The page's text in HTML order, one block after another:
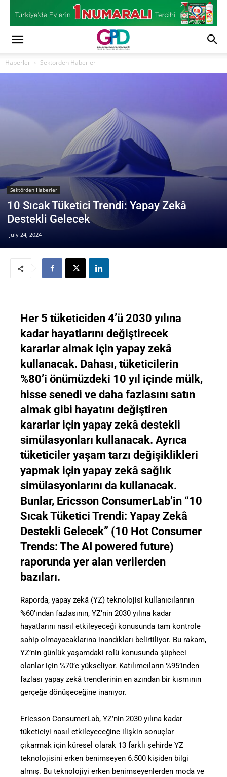
Haberler Sektörden Haberler
Sektörden Haberler
10 Sıcak Tüketici Trendi: Yapay Zekâ
Destekli Gelecek
July 24, 2024
Her 5 tüketiciden 4’ü 2030 yılına
kadar hayatlarını değiştirecek
kararlar almak için yapay zekâ
kullanacak. Dahası, tüketicilerin
%80’i önümüzdeki 10 yıl içinde mülk,
hisse senedi ve daha fazlasını satın
almak gibi hayatını değiştiren
kararlar için yapay zekâ destekli
simülasyonları kullanacak. Ayrıca
tüketiciler yaşam tarzı değişiklikleri
yapmak için yapay zekâ sağlık
simülasyonlarını da kullanacak.
Bunlar, Ericsson ConsumerLab’in “10
Sıcak Tüketici Trendi: Yapay Zekâ
Destekli Gelecek” (10 Hot Consumer
Trends: The AI powered future)
raporunda yer alan verilerden
bazıları.
Raporda, yapay zekâ (YZ) teknolojisi kullanıcılarının
%60’ından fazlasının, YZ’nin 2030 yılına kadar
hayatlarını nasıl etkileyeceği konusunda tam kontrole
sahip olmayacaklarına inandıkları belirtiliyor. Bu rakam,
YZ’nin günlük yaşamdaki rolü konusunda şüpheci
olanlar için %70’e yükseliyor. Katılımcıların %95’inden
fazlası yapay zekâ trendlerinin en azından bir kısmının
gerçeğe dönüşeceğine inanıyor.
Ericsson ConsumerLab, YZ’nin 2030 yılına kadar
tüketiciyi nasıl etkileyeceğine ilişkin sonuçlar
çıkarmak için küresel olarak 13 farklı şehirde YZ
teknolojisini erken benimseyen 6.500 kişiden bilgi
almış. Bu teknolojiyi erken benimseyenlerden moda ve